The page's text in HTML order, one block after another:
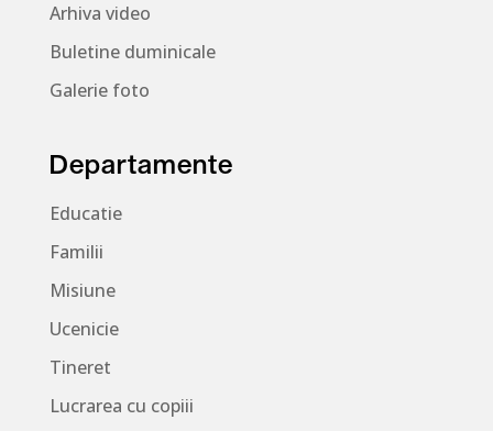
Arhiva video
Buletine duminicale
Galerie foto
Departamente
Educatie
Familii
Misiune
Ucenicie
Tineret
Lucrarea cu copiii